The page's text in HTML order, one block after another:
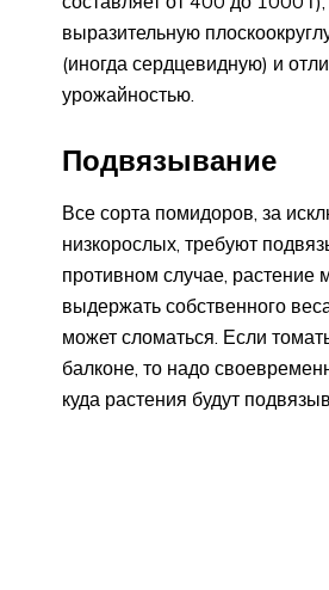
выразительную
(иногда сердцевидную) и
урожайностью.
Подвязывание
Все сорта помидоров, за
низкорослых, требуют
противном случае, растение
выдержать собственного
может сломаться. Если
балконе, то надо
куда растения будут